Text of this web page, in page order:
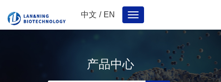
中文 / EN
Toggle
navigation
产品中心